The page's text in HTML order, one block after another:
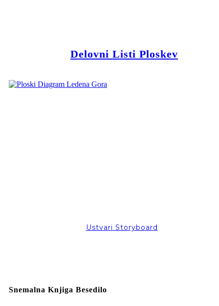
Delovni Listi Ploskev
Ustvari Storyboard
Snemalna Knjiga Besedilo